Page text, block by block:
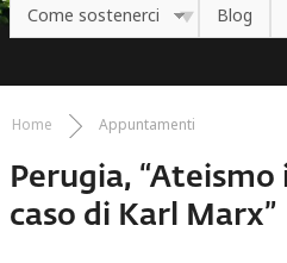
Come sostenerci
Blog
Tu sei qui
Home Appuntamenti
Perugia, “Ateismo
caso di Karl Marx”